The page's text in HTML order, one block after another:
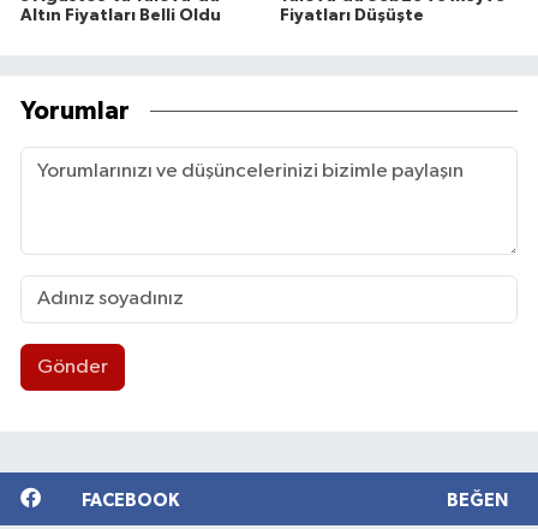
Altın Fiyatları Belli Oldu
Fiyatları Düşüşte
Yorumlar
Gönder
FACEBOOK BEĞEN